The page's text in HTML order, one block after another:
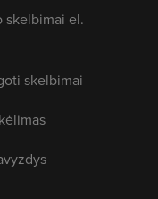
skelbimai el.
skelbimai